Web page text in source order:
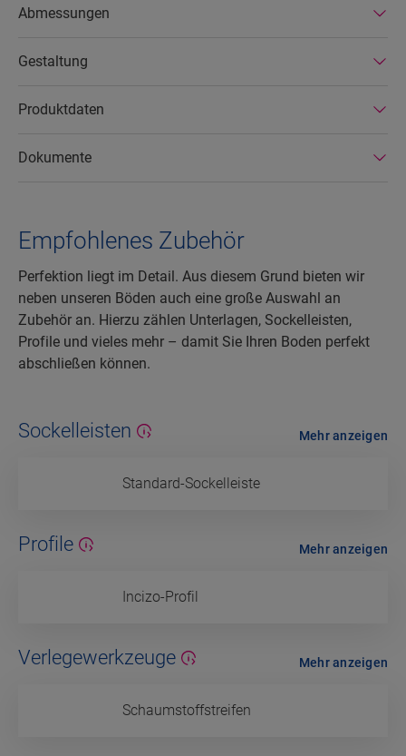
Abmessungen
Gestaltung
Produktdaten
Dokumente
Empfohlenes Zubehör
Perfektion liegt im Detail. Aus diesem Grund bieten wir
neben unseren Böden auch eine große Auswahl an
Zubehör an. Hierzu zählen Unterlagen, Sockelleisten,
Profile und vieles mehr – damit Sie Ihren Boden perfekt
abschließen können.
Sockelleisten
Standard-Sockelleiste
Mehr anzeigen
Profile
Incizo-Profil
Mehr anzeigen
Verlegewerkzeuge
Schaumstoffstreifen
Mehr anzeigen